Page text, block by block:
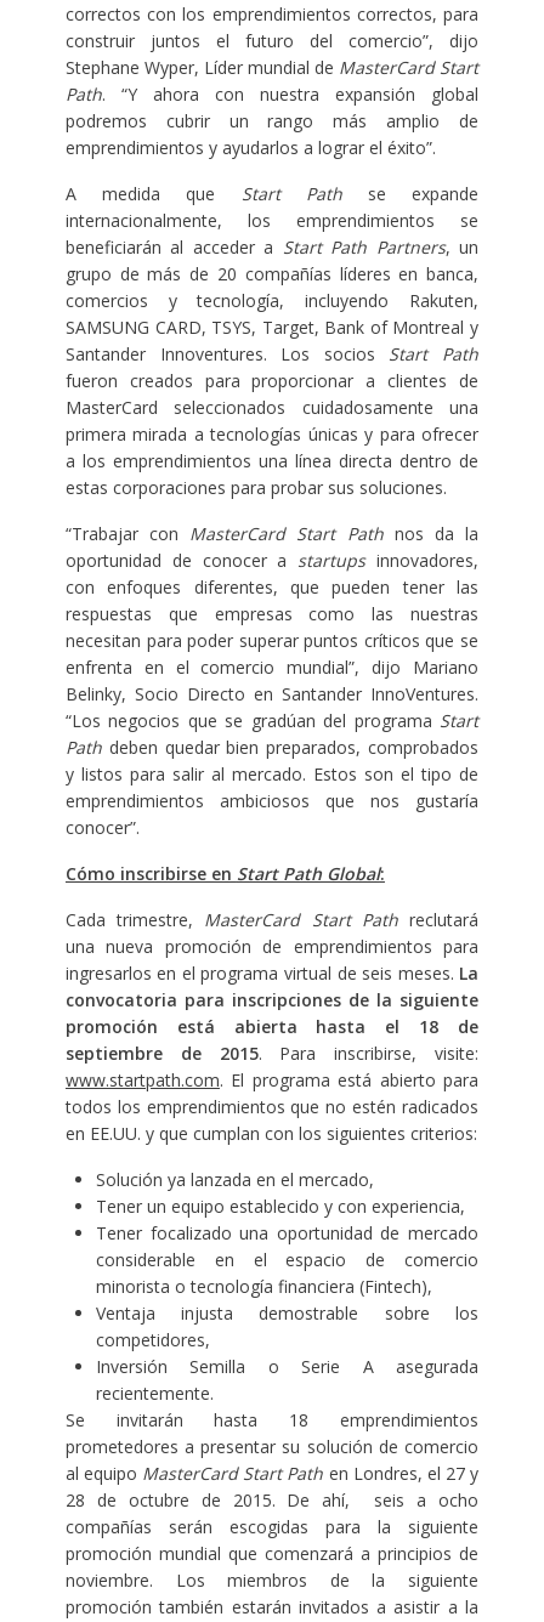
correctos con los emprendimientos correctos, para
construir juntos el futuro del comercio”, dijo
Stephane Wyper, Líder mundial de MasterCard Start
Path. “Y ahora con nuestra expansión global
podremos cubrir un rango más amplio de
emprendimientos y ayudarlos a lograr el éxito”.
A medida que Start Pathse expande
internacionalmente, los emprendimientos se
beneficiarán al acceder a Start Path Partners, un
grupo de más de 20 compañías líderes en banca,
comercios y tecnología, incluyendo Rakuten,
SAMSUNG CARD, TSYS, Target, Bank of Montreal y
Santander Innoventures. Los socios Start Path
fueron creados para proporcionar a clientes de
MasterCard seleccionados cuidadosamente una
primera mirada a tecnologías únicas y para ofrecer
a los emprendimientos una línea directa dentro de
estas corporaciones para probar sus soluciones.
“Trabajar con MasterCard Start Pathnos da la
oportunidad de conocer a startupsinnovadores,
con enfoques diferentes, que pueden tener las
respuestas que empresas como las nuestras
necesitan para poder superar puntos críticos que se
enfrenta en el comercio mundial”, dijo Mariano
Belinky, Socio Directo en Santander InnoVentures.
“Los negocios que se gradúan del programa Start
Pathdeben quedar bien preparados, comprobados
y listos para salir al mercado. Estos son el tipo de
emprendimientos ambiciosos que nos gustaría
conocer”.
Cómo inscribirse en Start Path Global:
Cada trimestre, MasterCard Start Pathreclutará
una nueva promoción de emprendimientos para
ingresarlos en el programa virtual de seis meses. La
convocatoria para inscripciones de la siguiente
promoción está abierta hasta el 18 de
septiembre de 2015. Para inscribirse, visite:
www.startpath.com. El programa está abierto para
todos los emprendimientos que no estén radicados
en EE.UU. y que cumplan con los siguientes criterios:
Solución ya lanzada en el mercado,
Tener un equipo establecido y con experiencia,
Tener focalizado una oportunidad de mercado
considerable en el espacio de comercio
minorista o tecnología financiera (Fintech),
Ventaja injusta demostrable sobre los
competidores,
Inversión Semilla o Serie A asegurada
recientemente.
Se invitarán hasta 18 emprendimientos
prometedores a presentar su solución de comercio
al equipo MasterCard Start Path en Londres, el 27 y
28 de octubre de 2015. De ahí, seis a ocho
compañías serán escogidas para la siguiente
promoción mundial que comenzará a principios de
noviembre. Los miembros de la siguiente
promoción también estarán invitados a asistir a la